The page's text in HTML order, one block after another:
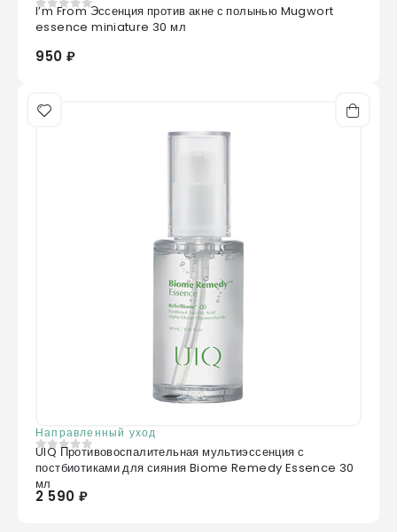
0из 5
I’m From Эссенция против акне с полынью Mugwort
essence miniature 30 мл
950 ₽
Направленный уход
0из 5
UIQ Противовоспалительная мультиэссенция с
постбиотиками для сияния Biome Remedy Essence 30
мл
2 590 ₽